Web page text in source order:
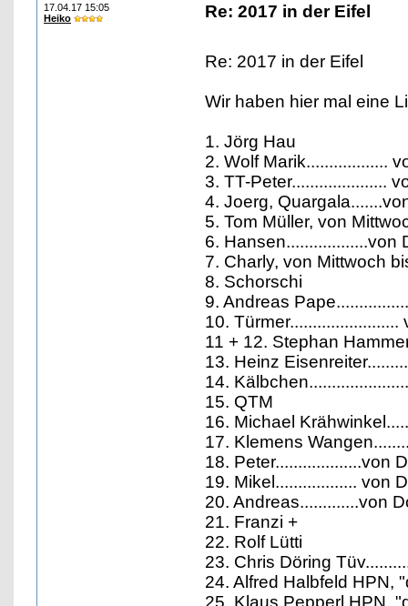
17.04.17 15:05
Heiko
Re: 2017 in der Eifel
Re: 2017 in der Eifel
Wir haben hier mal eine
1. Jörg Hau
2. Wolf Marik..................
3. TT-Peter.....................
4. Joerg,
5. Tom Müller, von
6. Hansen..................von
7. Charly, von Mittwoch
8. Schorschi
9. Andreas
10.
11 + 12. Stephan
13. Heinz
14.
15. QTM
16. Michael
17. Klemens
18. Peter...................von
19. Mikel.................. von
20. Andreas.............von
21. Franzi +
22. Rolf Lütti
23. Chris Döring
24. Alfred Halbfeld HPN,
25. Klaus Pepperl HPN,